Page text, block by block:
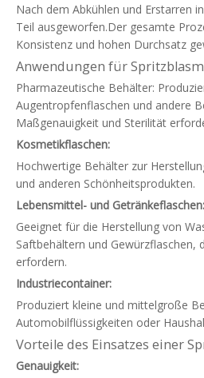
Nach dem Abkühlen und Erstarren
Teil ausgeworfen.Der gesamte
Konsistenz und hohen Durchsatz
Anwendungen für
Pharmazeutische Behälter:
Augentropfenflaschen und andere
Maßgenauigkeit und Sterilität
Kosmetikflaschen:
Hochwertige Behälter zur
und anderen Schönheitsprodukten.
Lebensmittel- und Getränkeflaschen:
Geeignet für die Herstellung von
Saftbehältern und Gewürzflaschen,
erfordern.
Industriecontainer:
Produziert kleine und mittelgroße
Automobilflüssigkeiten oder
Vorteile des Einsatzes einer
Genauigkeit: